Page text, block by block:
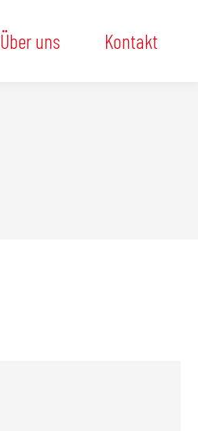
Über uns Kontakt